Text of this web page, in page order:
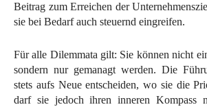
Beitrag zum Erreichen der
sie bei Bedarf auch steuernd eingreifen.
Für alle Dilemmata gilt: Sie können nicht
sondern nur gemanagt werden. Die
stets aufs Neue entscheiden, wo sie die
darf sie jedoch ihren inneren Kompass